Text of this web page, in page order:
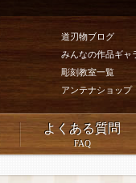
道刃物ブログ
みんなの作品ギャ
彫刻教室一覧
アンテナショップ
よくある質問
FAQ